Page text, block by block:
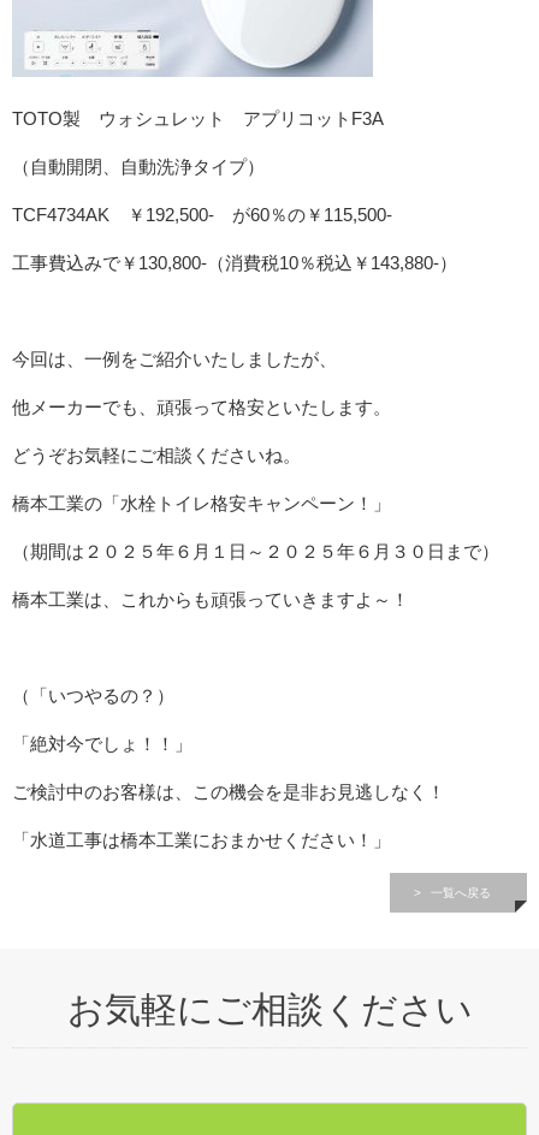
TOTO製 ウォシュレット アプリコットF3A
（自動開閉、自動洗浄タイプ）
TCF4734AK ￥192,500‐ が60％の￥115,500‐
工事費込みで￥130,800‐（消費税10％税込￥143,880‐）
今回は、一例をご紹介いたしましたが、
他メーカーでも、頑張って格安といたします。
どうぞお気軽にご相談くださいね。
橋本工業の「水栓トイレ格安キャンペーン！」
（期間は２０２５年６月１日～２０２５年６月３０日まで）
橋本工業は、これからも頑張っていきますよ～！
（「いつやるの？）
「絶対今でしょ！！」
ご検討中のお客様は、この機会を是非お見逃しなく！
「水道工事は橋本工業におまかせください！」
一覧へ戻る
お気軽にご相談ください